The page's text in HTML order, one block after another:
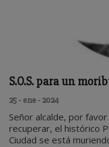
S.O.S. para un
25 - ene - 2024
Señor alcalde, por
recuperar, el histórico
Ciudad se está